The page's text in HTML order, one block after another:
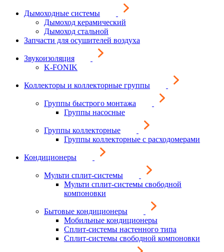
Дымоходные системы
Дымоход керамический
Дымоход стальной
Запчасти для осушителей воздуха
Звукоизоляция
K-FONIK
Коллекторы и коллекторные группы
Группы быстрого монтажа
Группы насосные
Группы коллекторные
Группы коллекторные с расходомерами
Кондиционеры
Мульти сплит-системы
Мульти сплит-системы свободной
компоновки
Бытовые кондиционеры
Мобильные кондиционеры
Сплит-системы настенного типа
Сплит-системы свободной компоновки